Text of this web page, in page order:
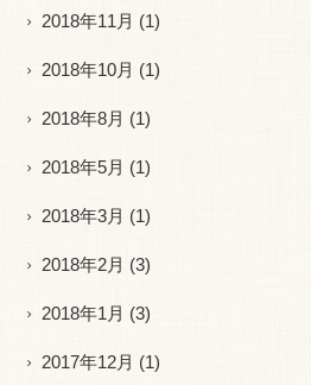
2018年11月 (1)
2018年10月 (1)
2018年8月 (1)
2018年5月 (1)
2018年3月 (1)
2018年2月 (3)
2018年1月 (3)
2017年12月 (1)